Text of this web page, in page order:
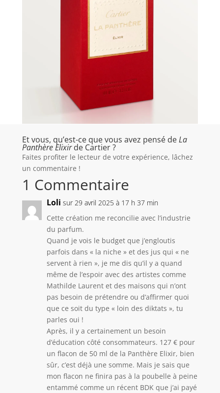
Et vous, qu’est-ce que vous avez pensé deLa
Panthère Elixirde Cartier ?
Faites profiter le lecteur de votre expérience, lâchez
un commentaire !
1 Commentaire
Loli sur 29 avril 2025 à 17 h 37 min
Cette création me reconcilie avec l’industrie
du parfum.
Quand je vois le budget que j’engloutis
parfois dans « la niche » et des jus qui « ne
servent à rien », je me dis qu’il y a quand
même de l’espoir avec des artistes comme
Mathilde Laurent et des maisons qui n’ont
pas besoin de prétendre ou d’affirmer quoi
que ce soit du type « loin des diktats », tu
parles oui !
Après, il y a certainement un besoin
d’éducation côté consommateurs. 127 € pour
un flacon de 50 ml de la Panthère Elixir, bien
sûr, c’est déjà une somme. Mais je sais que
mon flacon ne finira pas à la poubelle à peine
entammé comme un récent BDK que j’ai payé